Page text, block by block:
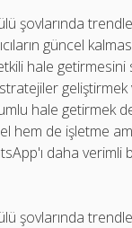
şovlarında
güncel
hale getirmesini
geliştirmek
hale getirmek
hem de işletme
daha verimli
şovlarında